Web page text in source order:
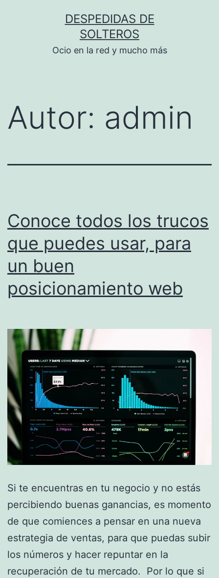
DESPEDIDAS DE
SOLTEROS
Ocio en la red y mucho más
Autor: admin
Conoce todos los trucos
que puedes usar, para
un buen
posicionamiento web
Si te encuentras en tu negocio y no estás
percibiendo buenas ganancias, es momento
de que comiences a pensar en una nueva
estrategia de ventas, para que puedas subir
los números y hacer repuntar en la
recuperación de tu mercado. Por lo que si